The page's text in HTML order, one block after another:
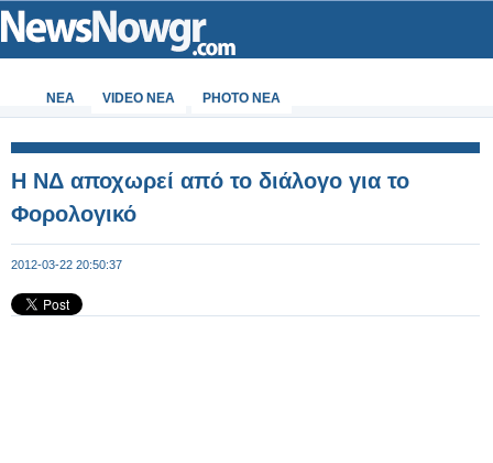
ΝΕΑ VIDEO NEA PHOTO NEA
Η ΝΔ αποχωρεί από το διάλογο για το
Φορολογικό
2012-03-22 20:50:37